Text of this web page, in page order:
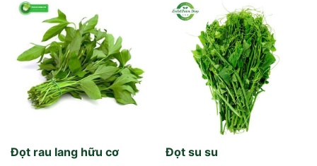
Đọt rau lang hữu cơ Đọt su su